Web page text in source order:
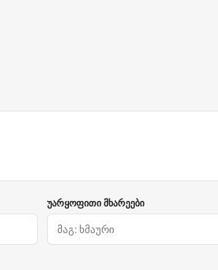
უარყოფითი მხარეები